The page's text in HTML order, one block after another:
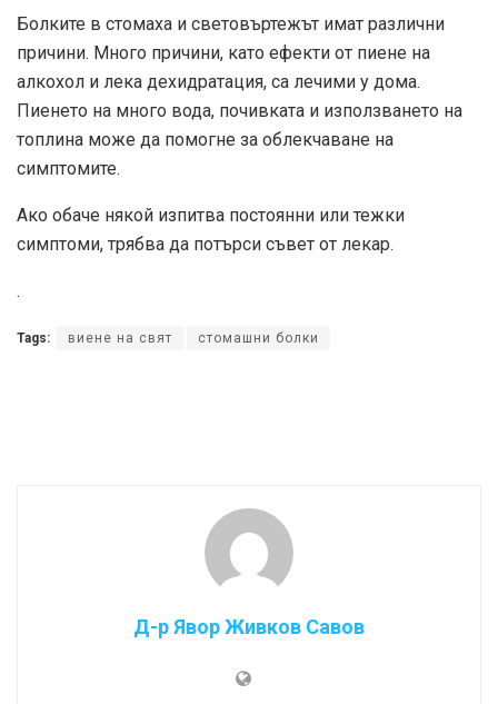
Болките в стомаха и световъртежът имат различни
причини. Много причини, като ефекти от пиене на
алкохол и лека дехидратация, са лечими у дома.
Пиенето на много вода, почивката и използването на
топлина може да помогне за облекчаване на
симптомите.
Ако обаче някой изпитва постоянни или тежки
симптоми, трябва да потърси съвет от лекар.
.
Tags: виене на свят стомашни болки
Д-р Явор Живков Савов